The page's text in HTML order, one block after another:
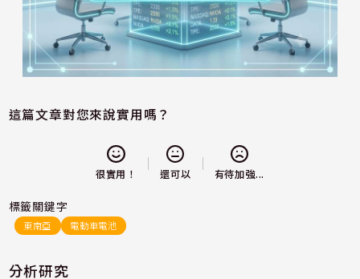
這篇文章對您來說實用嗎？
很實用！ 還可以 有待加強...
標籤關鍵字
東南亞 電動車電池
分析研究